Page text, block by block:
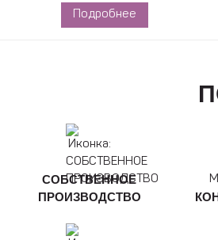
Подробнее
СОБСТВЕННОЕ
ПРОИЗВОДСТВО